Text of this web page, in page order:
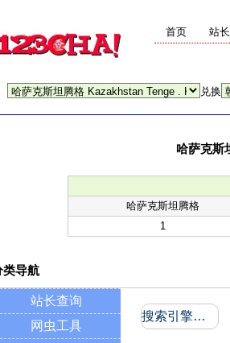
首页 站
兑换
哈萨克斯
哈萨克斯坦腾格
1
类导航
站长查询
网虫工具
搜索引擎收录和反向链接